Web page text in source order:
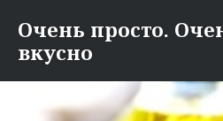
содержимому
Очень просто.
вкусно